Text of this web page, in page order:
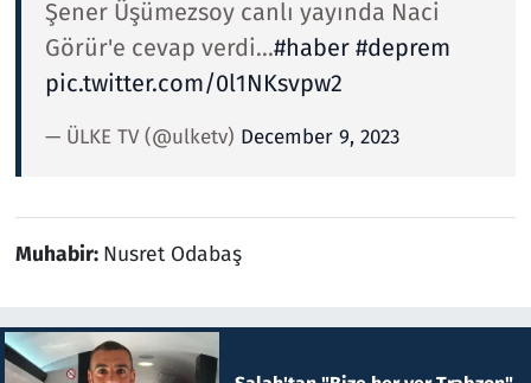
Şener Üşümezsoy canlı yayında Naci
Görür'e cevap verdi...#haber #deprem
pic.twitter.com/0l1NKsvpw2
— ÜLKE TV (@ulketv) December 9, 2023
Muhabir: Nusret Odabaş